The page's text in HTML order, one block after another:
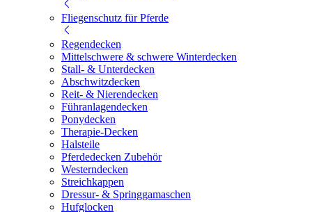
Fliegenschutz für Pferde
Regendecken
Mittelschwere & schwere Winterdecken
Stall- & Unterdecken
Abschwitzdecken
Reit- & Nierendecken
Führanlagendecken
Ponydecken
Therapie-Decken
Halsteile
Pferdedecken Zubehör
Westerndecken
Streichkappen
Dressur- & Springgamaschen
Hufglocken